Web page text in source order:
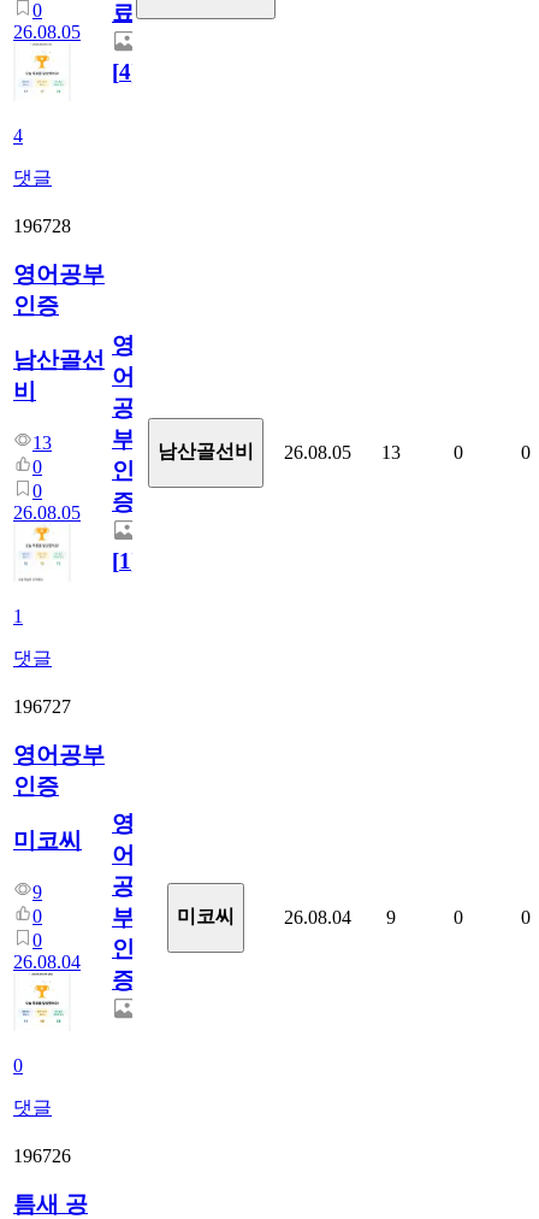
0
26.08.05
4
댓글
료
[4]
196728
영어공부
인증
남산골선
비
13
0
0
26.08.05
1
댓글
영
어
공
부
인
증
[1]
남산골선비 26.08.05 13 0 0
196727
영어공부
인증
미코씨
9
0
0
26.08.04
0
댓글
영
어
공
부
인
증
미코씨 26.08.04 9 0 0
196726
틈새 공